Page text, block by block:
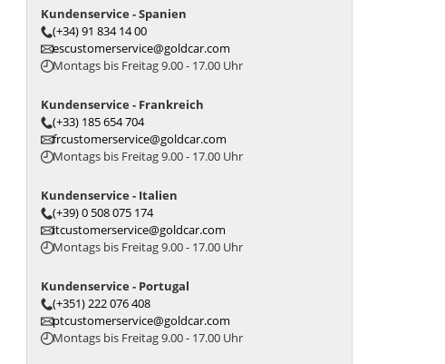
Kundenservice - Spanien
(+34) 91 834 14 00
escustomerservice@goldcar.com
Montags bis Freitag 9.00 - 17.00 Uhr
Kundenservice - Frankreich
(+33) 185 654 704
frcustomerservice@goldcar.com
Montags bis Freitag 9.00 - 17.00 Uhr
Kundenservice - Italien
(+39) 0 508 075 174
itcustomerservice@goldcar.com
Montags bis Freitag 9.00 - 17.00 Uhr
Kundenservice - Portugal
(+351) 222 076 408
ptcustomerservice@goldcar.com
Montags bis Freitag 9.00 - 17.00 Uhr